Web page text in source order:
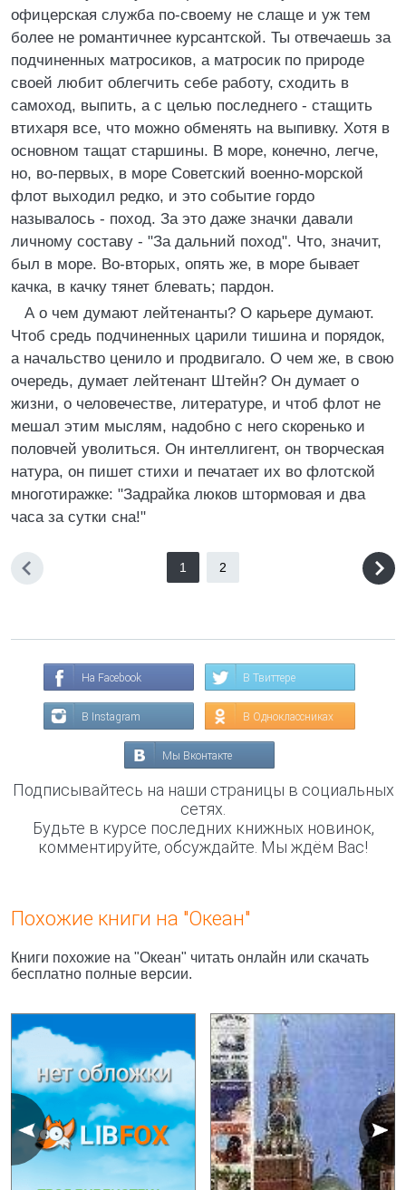
офицерская служба по-своему не слаще и уж тем
более не романтичнее курсантской. Ты отвечаешь за
подчиненных матросиков, а матросик по природе
своей любит облегчить себе работу, сходить в
самоход, выпить, а с целью последнего - стащить
втихаря все, что можно обменять на выпивку. Хотя в
основном тащат старшины. В море, конечно, легче,
но, во-первых, в море Советский военно-морской
флот выходил редко, и это событие гордо
называлось - поход. За это даже значки давали
личному составу - "За дальний поход". Что, значит,
был в море. Во-вторых, опять же, в море бывает
качка, в качку тянет блевать; пардон.
А о чем думают лейтенанты? О карьере думают.
Чтоб средь подчиненных царили тишина и порядок,
а начальство ценило и продвигало. О чем же, в свою
очередь, думает лейтенант Штейн? Он думает о
жизни, о человечестве, литературе, и чтоб флот не
мешал этим мыслям, надобно с него скоренько и
половчей уволиться. Он интеллигент, он творческая
натура, он пишет стихи и печатает их во флотской
многотиражке: "Задрайка люков штормовая и два
часа за сутки сна!"
1 2
На Facebook В Твиттере
В Instagram В Одноклассниках
Мы Вконтакте
Подписывайтесь на наши страницы в социальных
сетях.
Будьте в курсе последних книжных новинок,
комментируйте, обсуждайте. Мы ждём Вас!
Похожие книги на "Океан"
Книги похожие на "Океан" читать онлайн или скачать
бесплатно полные версии.